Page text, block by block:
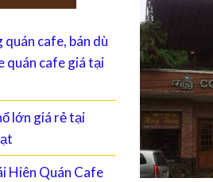
quán cafe, bán dù
quán cafe giá tại
lớn giá rẻ tại
Hiên Quán Cafe